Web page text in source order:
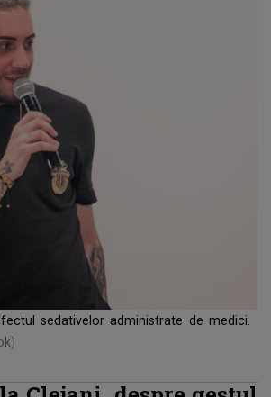
sedativelor administrate de medici.